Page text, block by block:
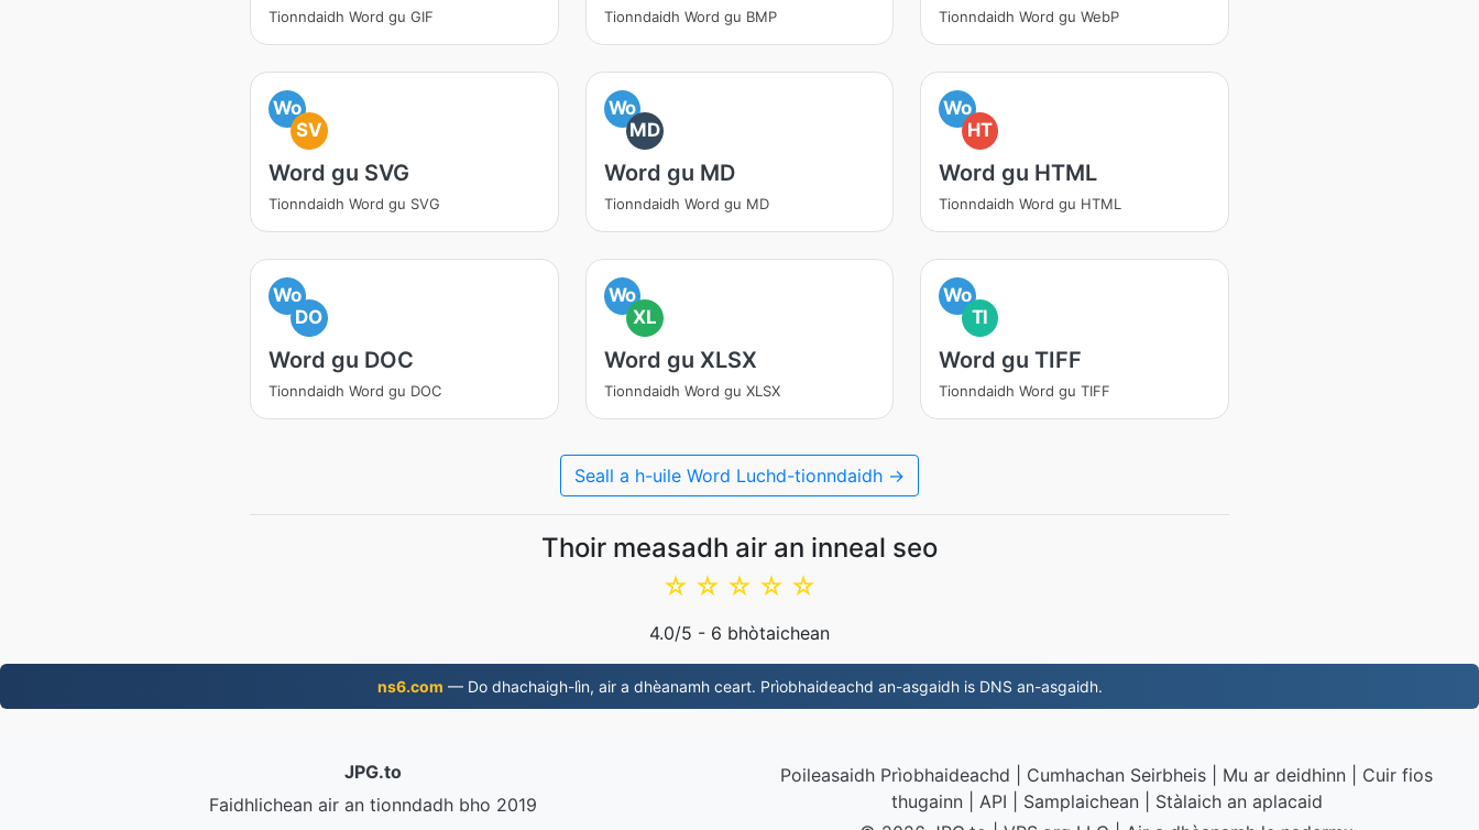
Tionndaidh Word gu GIF Tionndaidh Word gu BMP Tionndaidh Word gu WebP
Wo
SV
Word gu SVG
Tionndaidh Word gu SVG
Wo
MD
Word gu MD
Tionndaidh Word gu MD
Wo
HT
Word gu HTML
Tionndaidh Word gu HTML
Wo
DO
Word gu DOC
Tionndaidh Word gu DOC
Wo
XL
Word gu XLSX
Tionndaidh Word gu XLSX
Wo
TI
Word gu TIFF
Tionndaidh Word gu TIFF
Seall a h-uile Word Luchd-tionndaidh →
Thoir measadh air an inneal seo
☆
☆
☆
☆
☆
4.0/5 - 6 bhòtaichean
ns6.com — Do dhachaigh-lìn, air a dhèanamh ceart. Prìobhaideachd an-asgaidh is DNS an-asgaidh.
JPG.to
Faidhlichean air an tionndadh bho 2019
Poileasaidh Prìobhaideachd Cumhachan Seirbheis Mu ar deidhinn
Cuir fios
thugainn| API Samplaichean| Stàlaich an aplacaid